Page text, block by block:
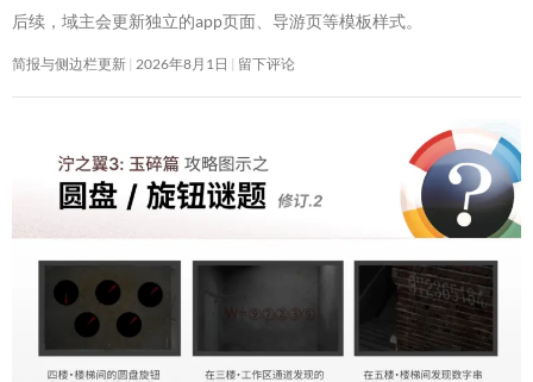
后续，域主会更新独立的app页面、导游页等模板样式。
简报与侧边栏更新 2026年8月1日 留下评论